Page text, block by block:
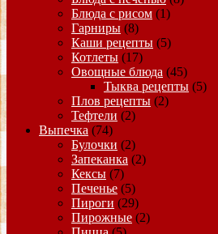
Блюда с рисом (1)
Гарниры (8)
Каши рецепты (5)
Котлеты (17)
Овощные блюда (45)
Тыква рецепты (5)
Плов рецепты (2)
Тефтели (2)
Выпечка (74)
Булочки (2)
Запеканка (2)
Кексы (7)
Печенье (5)
Пироги (29)
Пирожные (2)